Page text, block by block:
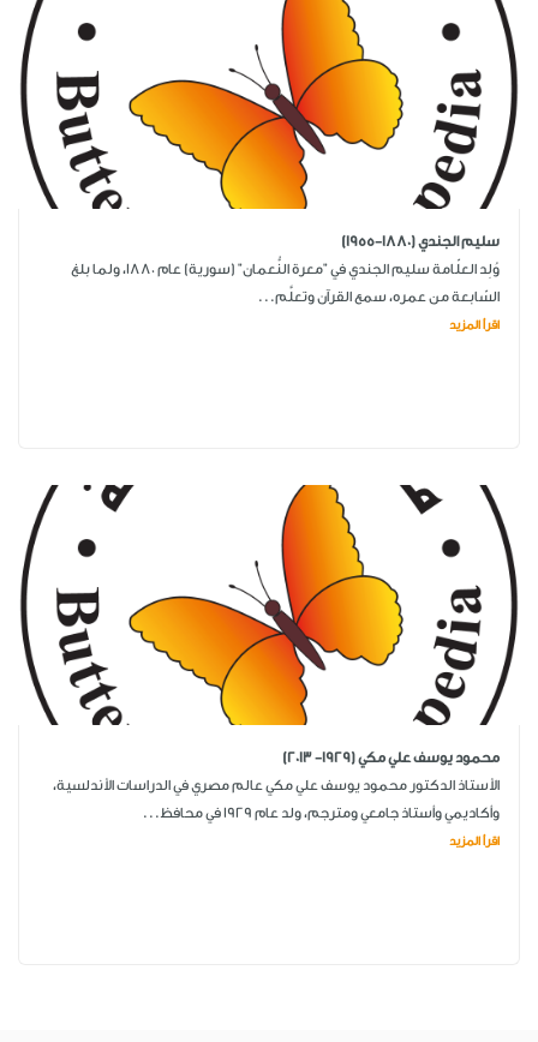
سليم الجندي (1880-1955)
وُلِد العلّامة سليم الجندي في "معرة النُّعمان" (سورية) عام 1880، ولما بلغ
السّابعة من عمره، سمع القرآن وتعلَّم...
اقرأ المزيد
محمود يوسف علي مكي (1929- 2013)
الأستاذ الدكتور محمود يوسف علي مكي عالم مصري في الدراسات الأندلسية،
وأكاديمي وأستاذ جامعي ومترجم، ولد عام 1929 في محافظ...
اقرأ المزيد